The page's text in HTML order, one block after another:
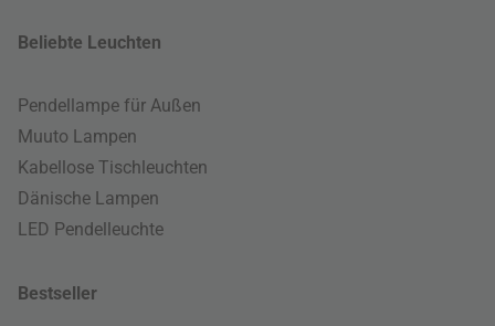
Beliebte Leuchten
Pendellampe für Außen
Muuto Lampen
Kabellose Tischleuchten
Dänische Lampen
LED Pendelleuchte
Bestseller